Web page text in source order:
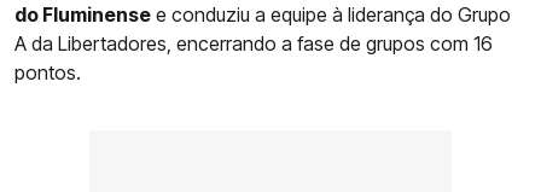
do Fluminense e conduziu a equipe à liderança do Grupo
A da Libertadores, encerrando a fase de grupos com 16
pontos.